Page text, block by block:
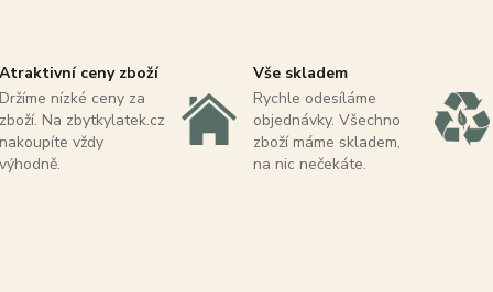
ceny zboží
nízké ceny za
Na zbytkylatek.cz
vždy
Vše skladem
Rychle odesíláme
objednávky. Všechno
zboží máme skladem,
na nic nečekáte.